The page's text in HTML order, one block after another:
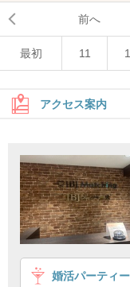
前へ
最初 11
アクセス案内
婚活パーティ